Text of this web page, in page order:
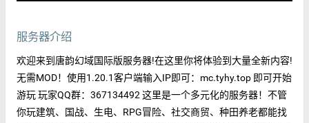
服务器介绍
欢迎来到唐韵幻域国际版服务器!在这里你将体验到大量全新内容!
无需MOD！使用1.20.1客户端输入IP即可：mc.tyhy.top 即可开始
游玩 玩家QQ群：367134492 这里是一个多元化的服务器！不管
你玩建筑、国战、生电、RPG冒险、社交商贸、种田养老都能找